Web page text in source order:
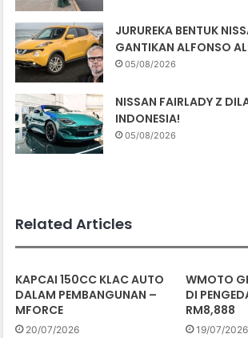
JURUREKA BENTUK
GANTIKAN ALFONSO
05/08/2026
NISSAN FAIRLADY Z
INDONESIA!
05/08/2026
Related Articles
KAPCAI 150CC KLAC AUTO
DALAM PEMBANGUNAN –
MFORCE
20/07/2026
WMOTO
DI
RM8,888
19/07/2026